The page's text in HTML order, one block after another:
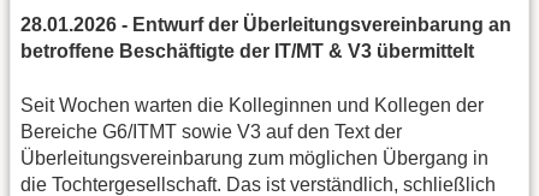
28.01.2026 - Entwurf der Überleitungsvereinbarung an
betroffene Beschäftigte der IT/MT & V3 übermittelt
Seit Wochen warten die Kolleginnen und Kollegen der
Bereiche G6/ITMT sowie V3 auf den Text der
Überleitungsvereinbarung zum möglichen Übergang in
die Tochtergesellschaft. Das ist verständlich, schließlich